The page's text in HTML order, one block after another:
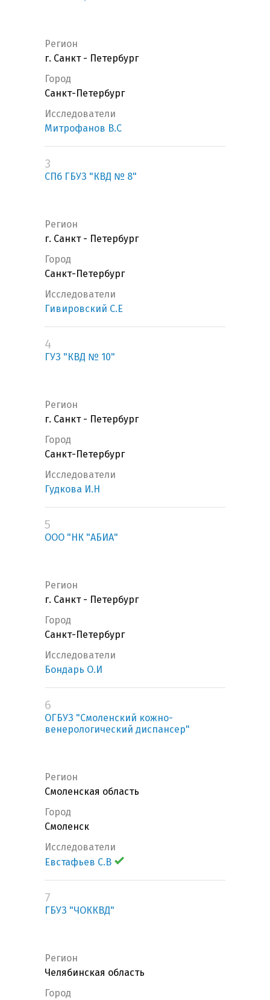
Регион
г. Санкт - Петербург
Город
Санкт-Петербург
Исследователи
Митрофанов В.С
3
СПб ГБУЗ "КВД № 8"
Регион
г. Санкт - Петербург
Город
Санкт-Петербург
Исследователи
Гивировский С.Е
4
ГУЗ "КВД № 10"
Регион
г. Санкт - Петербург
Город
Санкт-Петербург
Исследователи
Гудкова И.Н
5
ООО "НК "АБИА"
Регион
г. Санкт - Петербург
Город
Санкт-Петербург
Исследователи
Бондарь О.И
6
ОГБУЗ "Смоленский кожно-
венерологический диспансер"
Регион
Смоленская область
Город
Смоленск
Исследователи
Евстафьев С.В
7
ГБУЗ "ЧОККВД"
Регион
Челябинская область
Город